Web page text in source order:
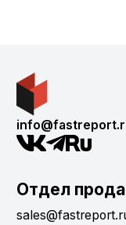
Отдел